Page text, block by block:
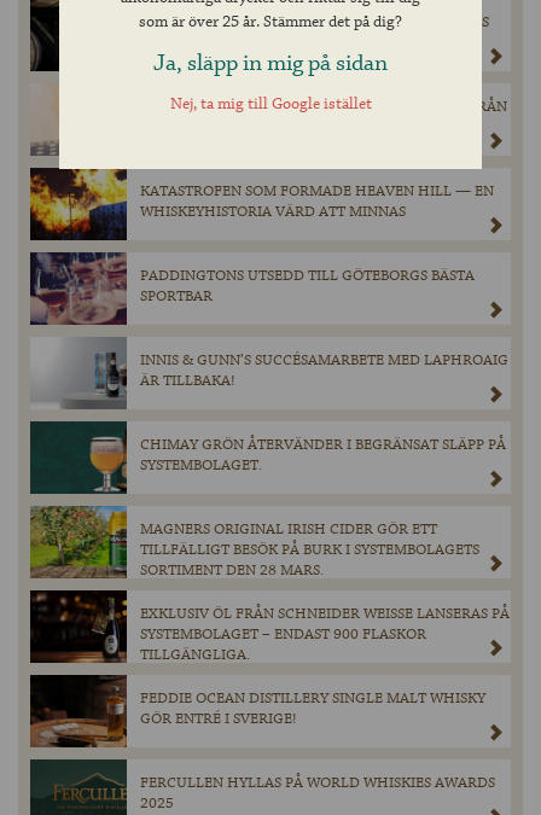
THE ANGELS’ SHARE – MYSTERIET MED WHISKYNS
DEN ANDRA WHISKYN I ”THE COASTAL SERIES” FRÅN
KATASTROFEN SOM FORMADE HEAVEN HILL — EN
WHISKEYHISTORIA VÄRD ATT MINNAS
PADDINGTONS UTSEDD TILL GÖTEBORGS BÄSTA
SPORTBAR
INNIS & GUNN’S SUCCÉSAMARBETE MED LAPHROAIG
ÄR TILLBAKA!
CHIMAY GRÖN ÅTERVÄNDER I BEGRÄNSAT SLÄPP PÅ
SYSTEMBOLAGET.
MAGNERS ORIGINAL IRISH CIDER GÖR ETT
TILLFÄLLIGT BESÖK PÅ BURK I SYSTEMBOLAGETS
SORTIMENT DEN 28 MARS.
EXKLUSIV ÖL FRÅN SCHNEIDER WEISSE LANSERAS PÅ
SYSTEMBOLAGET – ENDAST 900 FLASKOR
TILLGÄNGLIGA.
FEDDIE OCEAN DISTILLERY SINGLE MALT WHISKY
GÖR ENTRÉ I SVERIGE!
FERCULLEN HYLLAS PÅ WORLD WHISKIES AWARDS
2025
som är över 25 år. Stämmer det på dig?
Ja, släpp in mig på sidan
Nej, ta mig till Google istället